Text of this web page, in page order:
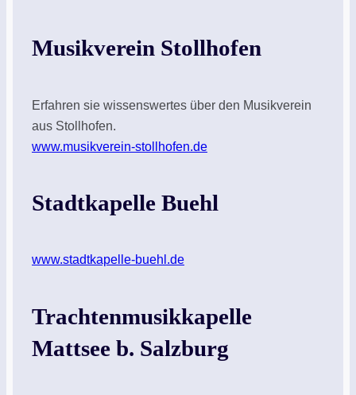
Musikverein Stollhofen
Erfahren sie wissenswertes über den Musikverein
aus Stollhofen.
www.musikverein-stollhofen.de
Stadtkapelle Buehl
www.stadtkapelle-buehl.de
Trachtenmusikkapelle
Mattsee b. Salzburg